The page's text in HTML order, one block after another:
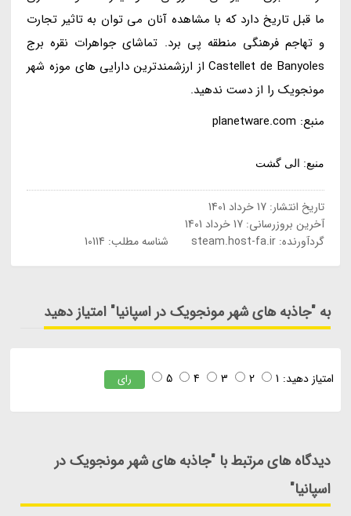
ما قبل تاریخ دارد که با مشاهده آنان می توان به تاثیر تجارت
و تهاجم فرهنگی منطقه پی برد. تماشای جواهرات نقره برج
Castellet de Banyoles از ارزشمندترین دارایی های موزه شهر
مونجویک را از دست ندهید.
منبع: planetware.com
منبع: الی گشت
تاریخ انتشار:17 خرداد 1401
آخرین بروزرسانی:17 خرداد 1401
گردآورنده:steam.host-fa.ir شناسه مطلب: 10114
به "جاذبه های شهر مونجویک در اسپانیا" امتیاز دهید
امتیاز دهید: 1
2
3
4
5 رای
دیدگاه های مرتبط با "جاذبه های شهر مونجویک در
اسپانیا"